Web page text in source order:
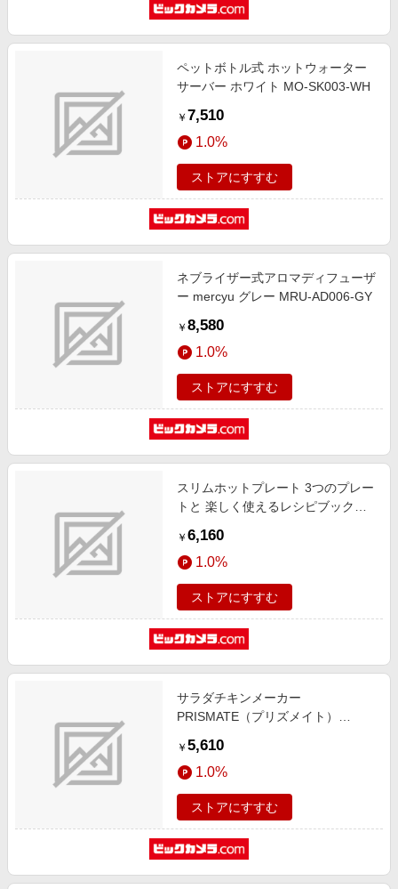
ペットボトル式 ホットウォーター
サーバー ホワイト MO-SK003-WH
￥ 7,510
1.0%
ストアにすすむ
ネブライザー式アロマディフューザ
ー mercyu グレー MRU-AD006-GY
￥ 8,580
1.0%
ストアにすすむ
スリムホットプレート 3つのプレー
トと 楽しく使えるレシピブック付
レート3枚]
￥ 6,160
1.0%
ストアにすすむ
サラダチキンメーカー
PRISMATE（プリズメイト）
￥ 5,610
1.0%
ストアにすすむ